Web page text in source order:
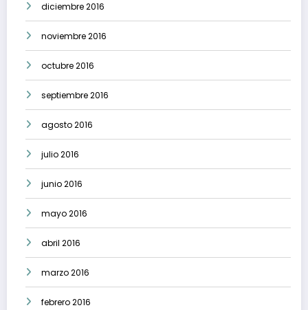
diciembre 2016
noviembre 2016
octubre 2016
septiembre 2016
agosto 2016
julio 2016
junio 2016
mayo 2016
abril 2016
marzo 2016
febrero 2016